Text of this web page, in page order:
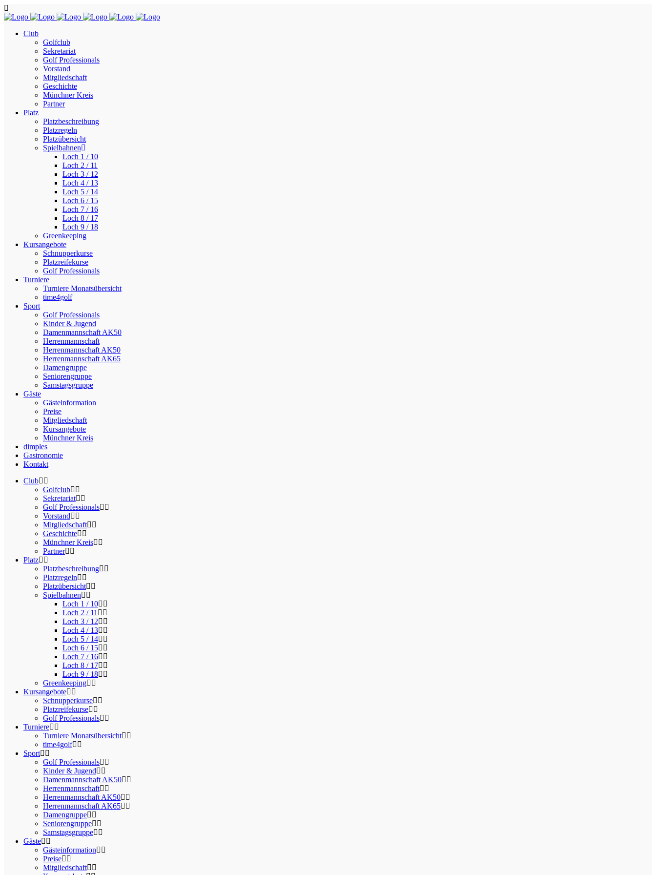
Club
Golfclub
Sekretariat
Golf Professionals
Vorstand
Mitgliedschaft
Geschichte
Münchner Kreis
Partner
Platz
Platzbeschreibung
Platzregeln
Platzübersicht
Spielbahnen
Loch 1 / 10
Loch 2 / 11
Loch 3 / 12
Loch 4 / 13
Loch 5 / 14
Loch 6 / 15
Loch 7 / 16
Loch 8 / 17
Loch 9 / 18
Greenkeeping
Kursangebote
Schnupperkurse
Platzreifekurse
Golf Professionals
Turniere
Turniere Monatsübersicht
time4golf
Sport
Golf Professionals
Kinder & Jugend
Damenmannschaft AK50
Herrenmannschaft
Herrenmannschaft AK50
Herrenmannschaft AK65
Damengruppe
Seniorengruppe
Samstagsgruppe
Gäste
Gästeinformation
Preise
Mitgliedschaft
Kursangebote
Münchner Kreis
dimples
Gastronomie
Kontakt
Club
Golfclub
Sekretariat
Golf Professionals
Vorstand
Mitgliedschaft
Geschichte
Münchner Kreis
Partner
Platz
Platzbeschreibung
Platzregeln
Platzübersicht
Spielbahnen
Loch 1 / 10
Loch 2 / 11
Loch 3 / 12
Loch 4 / 13
Loch 5 / 14
Loch 6 / 15
Loch 7 / 16
Loch 8 / 17
Loch 9 / 18
Greenkeeping
Kursangebote
Schnupperkurse
Platzreifekurse
Golf Professionals
Turniere
Turniere Monatsübersicht
time4golf
Sport
Golf Professionals
Kinder & Jugend
Damenmannschaft AK50
Herrenmannschaft
Herrenmannschaft AK50
Herrenmannschaft AK65
Damengruppe
Seniorengruppe
Samstagsgruppe
Gäste
Gästeinformation
Preise
Mitgliedschaft